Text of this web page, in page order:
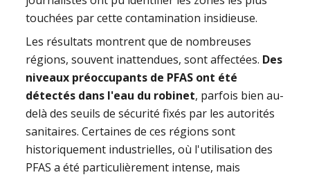
touchées par cette contamination insidieuse.
Les résultats montrent que de nombreuses
régions, souvent inattendues, sont affectées. Des
niveaux préoccupants de PFAS ont été
détectés dans l'eau du robinet, parfois bien au-
delà des seuils de sécurité fixés par les autorités
sanitaires. Certaines de ces régions sont
historiquement industrielles, où l'utilisation des
PFAS a été particulièrement intense, mais